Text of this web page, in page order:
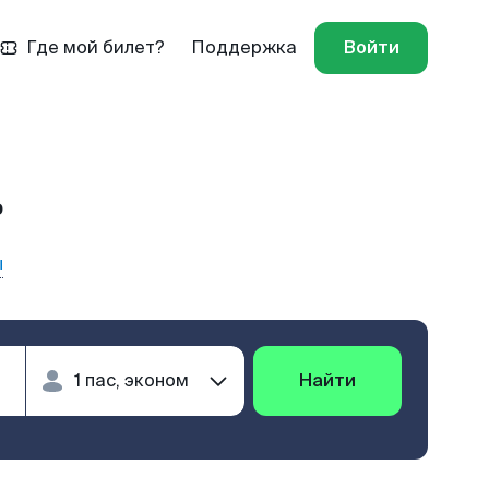
Где мой билет? Поддержка Войти
Найти